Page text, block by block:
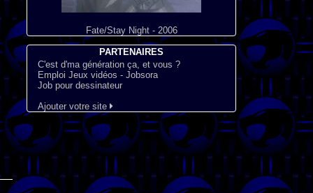
Fate/Stay Night - 2006
PARTENAIRES
C'est d'ma génération ça, et vous ?
Emploi Jeux vidéos - Jobsora
Job pour dessinateur
Ajouter votre site